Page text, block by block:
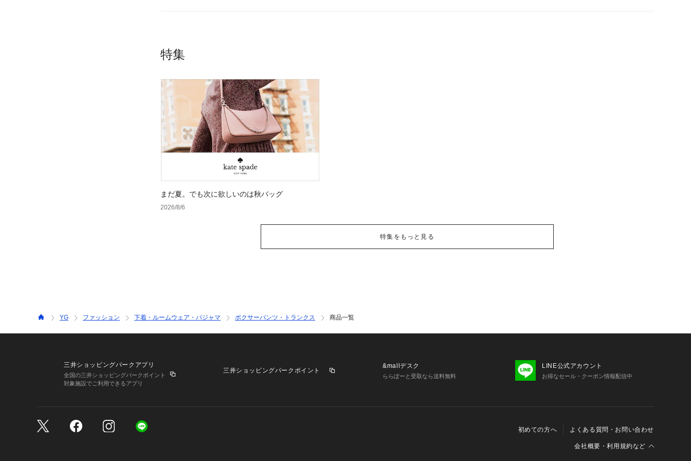
特集
まだ夏。でも次に欲しいのは秋バッグ
2026/8/6
特集をもっと見る
YG ファッション 下着・ルームウェア・パジャマ ボクサーパンツ・トランクス 商品一覧
三井ショッピングパークアプリ
全国の三井ショッピングパークポイント
対象施設でご利用できるアプリ
三井ショッピングパークポイント
&mallデスク
ららぽーと受取なら送料無料
LINE公式アカウント
お得なセール・クーポン情報配信中
初めての方へ よくある質問・お問い合わせ
会社概要・利用規約など